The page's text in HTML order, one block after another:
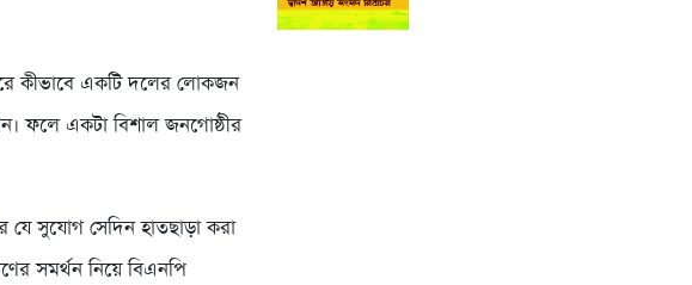
কীভাবে একটি দলের লোকজন
ফলে একটা বিশাল জনগোষ্ঠীর
যে সুযোগ সেদিন হাতছাড়া করা
সমর্থন নিয়ে বিএনপি